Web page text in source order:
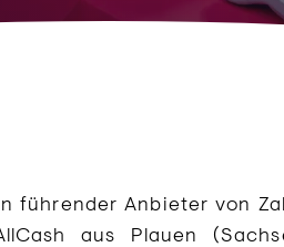
führender Anbieter von
aus Plauen